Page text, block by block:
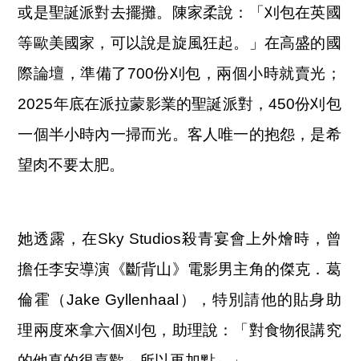
或是聖誕派對去擺攤。陳家柔說：「刈包在英國
等歐美國家，可以說是旋風狂起。」在高盛的國
際論壇，準備了700份刈包，兩個小時就賣光；
2025年底在派拉蒙影業的聖誕派對，450份刈包
一個半小時內一掃而光。客人唯一的抱怨，是希
望肉不要太肥。
她透露，在Sky Studios殺青宴會上外燴時，曾
擔任李安導演《斷背山》電影男主角的傑克．葛
倫霍（Jake Gyllenhaal），特別請他的貼身助
理兩度來拿六個刈包，助理說：「對食物很講究